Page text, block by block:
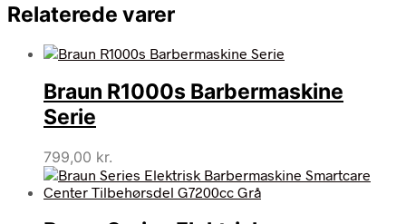
Relaterede varer
Braun R1000s Barbermaskine
Serie
799,00 kr.